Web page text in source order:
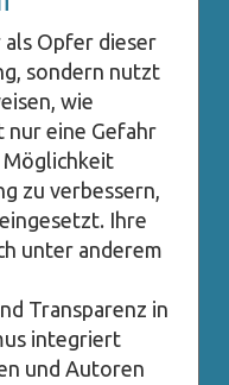
als Opfer dieser
sondern nutzt
wie
nur eine Gefahr
Möglichkeit
zu verbessern,
Ihre
unter anderem
Transparenz in
integriert
und Autoren